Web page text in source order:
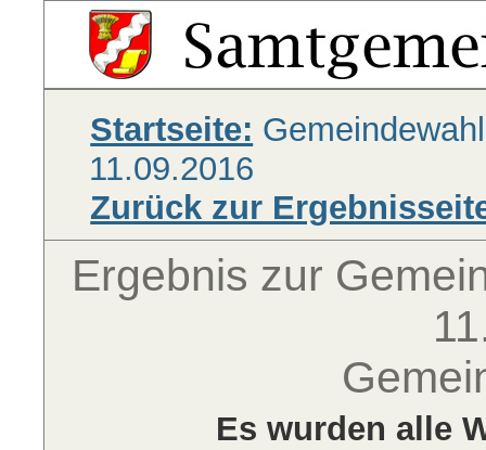
Startseite:
11.09.2016
Zurück zur
Ergebnis zur
Es wurden alle